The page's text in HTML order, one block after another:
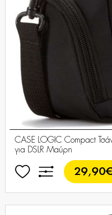
CASE LOGIC Compact
για DSLR Μαύρη